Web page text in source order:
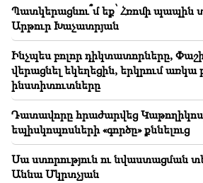
Պատկերացնու՞մ եք՝ Հռոմի
Արթուր Խաչատրյան
Ինչպես բոլոր դիկտատորները,
վերացնել եկեղեցին, երկրում առկա
ինստիտուտները
Դատավորը հրաժարվեց
եպիսկոպոսների «գործը» քննելուց
Սա ստորություն ու նվաստացման
Աննա Մկրտչյան